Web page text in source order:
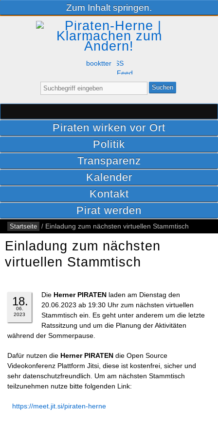
Zum Inhalt springen.
FacebookTwitterRSS
Feed
Suche
nach:
Piraten wirken vor Ort
Politik
Transparenz
Kalender
Kontakt
Pirat werden
Startseite / Einladung zum nächsten virtuellen Stammtisch
Einladung zum nächsten
virtuellen Stammtisch
18.
06.
2023
Die Herner PIRATEN laden am Dienstag den
20.06.2023 ab 19:30 Uhr zum nächsten virtuellen
Stammtisch ein. Es geht unter anderem um die letzte
Ratssitzung und um die Planung der Aktivitäten
während der Sommerpause.
Dafür nutzen die Herner PIRATEN die Open Source
Videokonferenz Plattform Jitsi, diese ist kostenfrei, sicher und
sehr datenschutzfreundlich. Um am nächsten Stammtisch
teilzunehmen nutze bitte folgenden Link:
https://meet.jit.si/piraten-herne